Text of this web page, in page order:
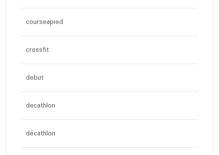
courseapied
crossfit
debut
decathlon
décathlon